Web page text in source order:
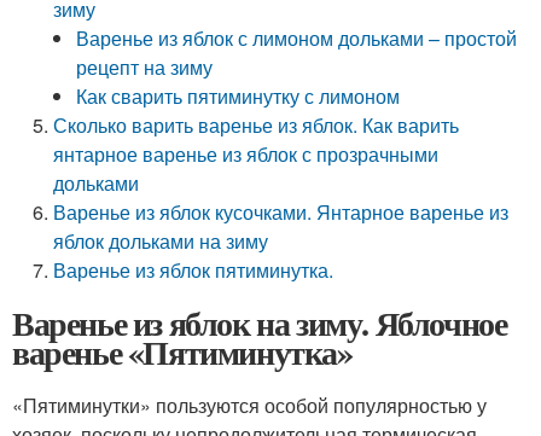
зиму
Варенье из яблок с лимоном дольками – простой
рецепт на зиму
Как сварить пятиминутку с лимоном
Сколько варить варенье из яблок. Как варить
янтарное варенье из яблок с прозрачными
дольками
Варенье из яблок кусочками. Янтарное варенье из
яблок дольками на зиму
Варенье из яблок пятиминутка.
Варенье из яблок на зиму. Яблочное
варенье «Пятиминутка»
«Пятиминутки» пользуются особой популярностью у